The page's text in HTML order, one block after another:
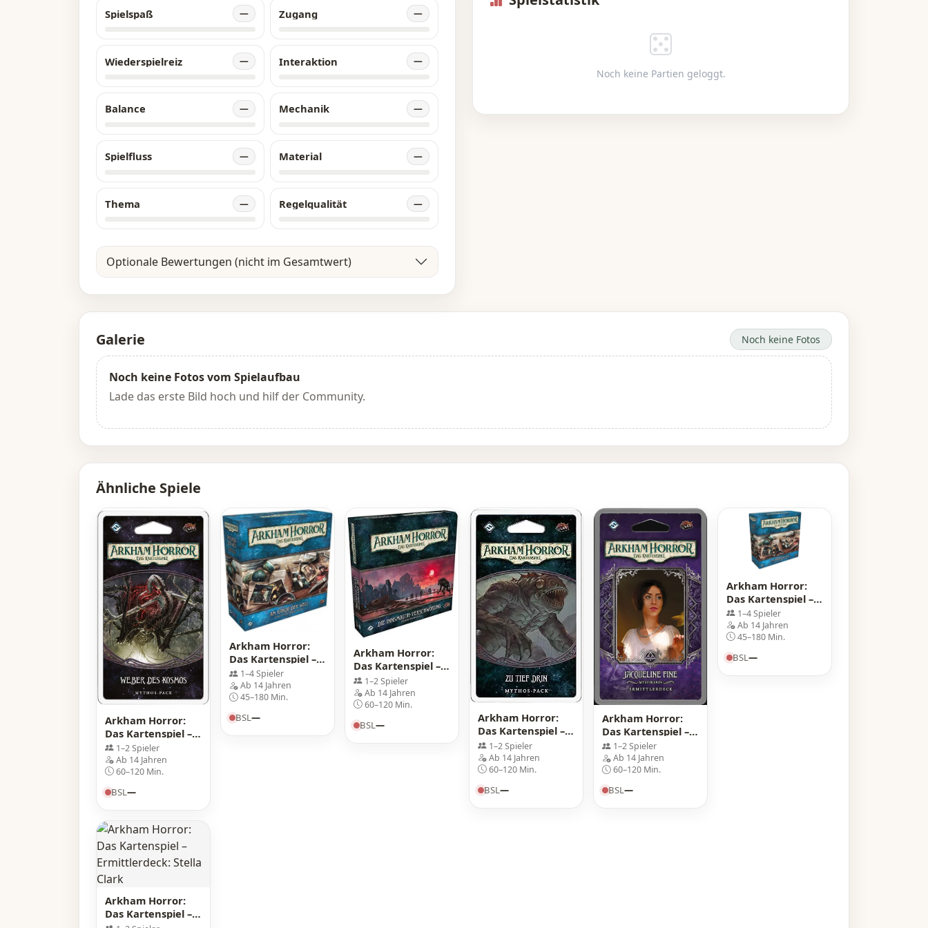
Spielspaß —
Wiederspielreiz —
Balance —
Spielfluss —
Thema —
Zugang —
Interaktion —
Mechanik —
Material —
Regelqualität —
Optionale Bewertungen (nicht im Gesamtwert)
Noch keine Partien geloggt.
Galerie Noch keine Fotos
Noch keine Fotos vom Spielaufbau
Lade das erste Bild hoch und hilf der Community.
Ähnliche Spiele
Arkham Horror:
Das Kartenspiel –
Weber des
Kosmos: Mythos-
Pack
1–2 Spieler
Ab 14 Jahren
60–120 Min.
BSL—
Arkham Horror:
Das Kartenspiel –
Am Rande der
Welt (Ermittler-
Erweiterung)
1–4 Spieler
Ab 14 Jahren
45–180 Min.
BSL—
Arkham Horror:
Das Kartenspiel –
Die Innsmouth-
Verschwörung:
Erweiterung
1–2 Spieler
Ab 14 Jahren
60–120 Min.
BSL—
Arkham Horror:
Das Kartenspiel –
Zu tief drin:
Mythos-Pack
1–2 Spieler
Ab 14 Jahren
60–120 Min.
BSL —
Arkham Horror:
Das Kartenspiel –
Ermittlerdeck:
Jacqueline Fine
1–2 Spieler
Ab 14 Jahren
60–120 Min.
BSL—
Arkham Horror:
Das Kartenspiel –
Am Rande der
Welt (Kampagnen-
Erweiterung)
1–4 Spieler
Ab 14 Jahren
45–180 Min.
BSL—
Arkham Horror:
Das Kartenspiel –